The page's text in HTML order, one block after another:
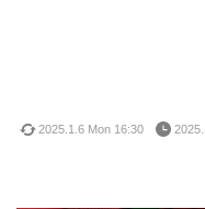
2025.1.6 Mon 16:30